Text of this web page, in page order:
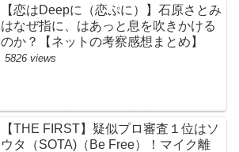
【恋はDeepに（恋ぷに）】石原さとみ
はなぜ指に、はあっと息を吹きかける
のか？【ネットの考察感想まとめ】
5826 views
【THE FIRST】疑似プロ審査１位はソ
ウタ（SOTA)（Be Free）！マイク離